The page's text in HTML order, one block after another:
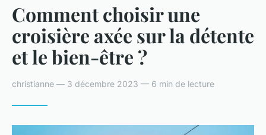
Comment choisir une
croisière axée sur la détente
et le bien-être ?
christianne — 3 décembre 2023 — 6 min de lecture